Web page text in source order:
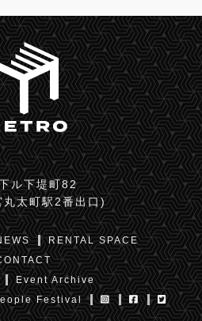
ル下堤町82
太町駅2番出口)
RENTAL SPACE
Event Archive
Festival